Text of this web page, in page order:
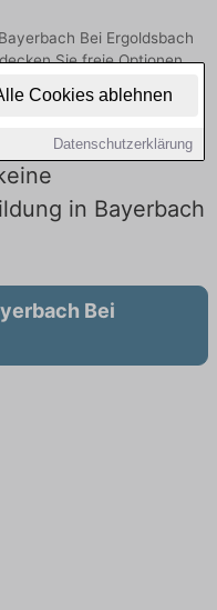
Cookies ablehnen
Datenschutzerklärung
Bei Ergoldsbach
Sie freie Optionen
sich noch heute.
Ergoldsbach bei
in Bayerbach
Bei